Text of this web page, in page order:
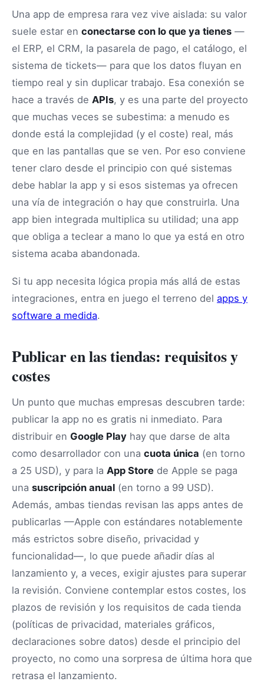
Una app de empresa rara vez vive aislada: su valor
suele estar en conectarse con lo que ya tienes —
el ERP, el CRM, la pasarela de pago, el catálogo, el
sistema de tickets— para que los datos fluyan en
tiempo real y sin duplicar trabajo. Esa conexión se
hace a través de APIs, y es una parte del proyecto
que muchas veces se subestima: a menudo es
donde está la complejidad (y el coste) real, más
que en las pantallas que se ven. Por eso conviene
tener claro desde el principio con qué sistemas
debe hablar la app y si esos sistemas ya ofrecen
una vía de integración o hay que construirla. Una
app bien integrada multiplica su utilidad; una app
que obliga a teclear a mano lo que ya está en otro
sistema acaba abandonada.
Si tu app necesita lógica propia más allá de estas
integraciones, entra en juego el terreno del apps y
software a medida.
Publicar en las tiendas: requisitos y
costes
Un punto que muchas empresas descubren tarde:
publicar la app no es gratis ni inmediato. Para
distribuir en Google Play hay que darse de alta
como desarrollador con una cuota única (en torno
a 25 USD), y para la App Store de Apple se paga
una suscripción anual (en torno a 99 USD).
Además, ambas tiendas revisan las apps antes de
publicarlas —Apple con estándares notablemente
más estrictos sobre diseño, privacidad y
funcionalidad—, lo que puede añadir días al
lanzamiento y, a veces, exigir ajustes para superar
la revisión. Conviene contemplar estos costes, los
plazos de revisión y los requisitos de cada tienda
(políticas de privacidad, materiales gráficos,
declaraciones sobre datos) desde el principio del
proyecto, no como una sorpresa de última hora que
retrasa el lanzamiento.